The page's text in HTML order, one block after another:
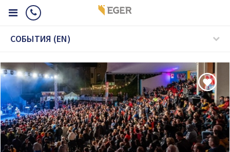
CОБЫТИЯ (EN)